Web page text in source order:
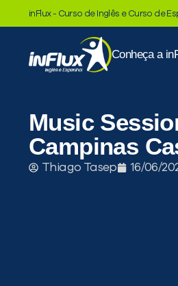
inFlux - Curso de Inglês e Curso de
Conheça a
Music
Campinas
Thiago Tasep 16/06/